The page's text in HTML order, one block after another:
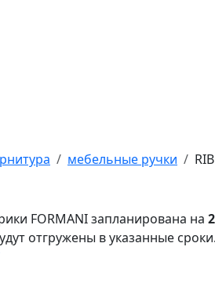
мебельные ручки
FORMANI запланирована на
отгружены в указанные